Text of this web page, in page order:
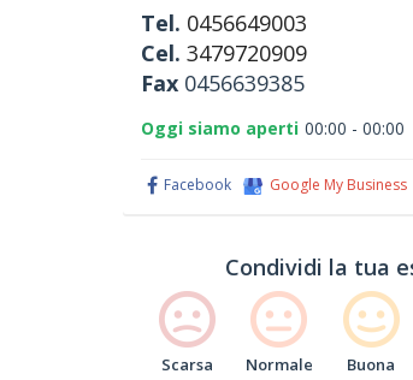
Tel. 0456649003
Cel. 3479720909
Fax 0456639385
Oggi siamo aperti 00:00 - 00:00
Facebook Google My Business
Condividi la tua
Scarsa Normale Buona